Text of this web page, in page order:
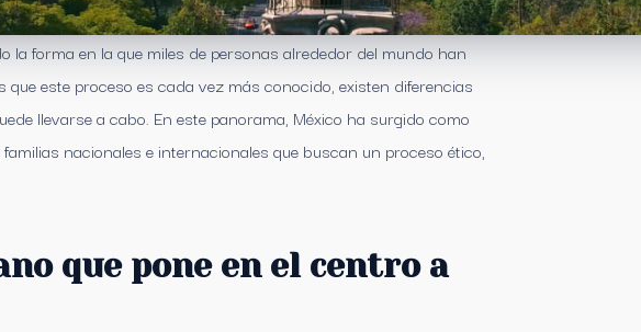
forma en la que miles de personas alrededor del mundo han
este proceso es cada vez más conocido, existen diferencias
llevarse a cabo. En este panorama, México ha surgido como
nacionales e internacionales que buscan un proceso ético,
que pone en el centro a